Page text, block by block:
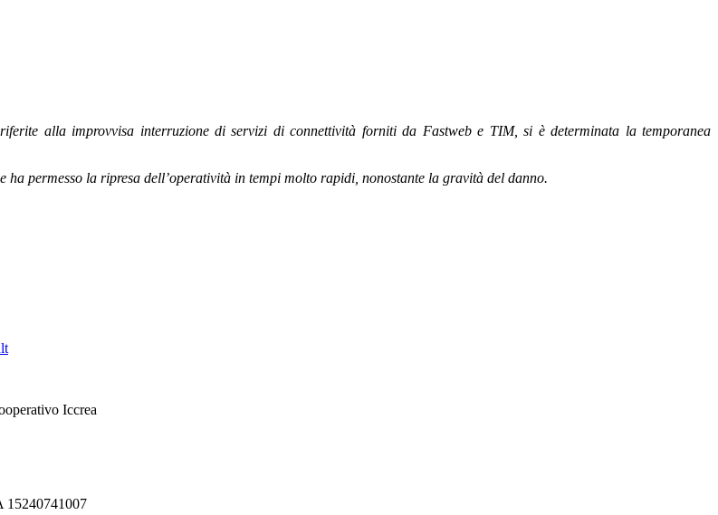
alla improvvisa interruzione di servizi di connettività forniti da Fastweb e TIM, si è determinata la temporanea
permesso la ripresa dell’operatività in tempi molto rapidi, nonostante la gravità del danno.
Iccrea
15240741007